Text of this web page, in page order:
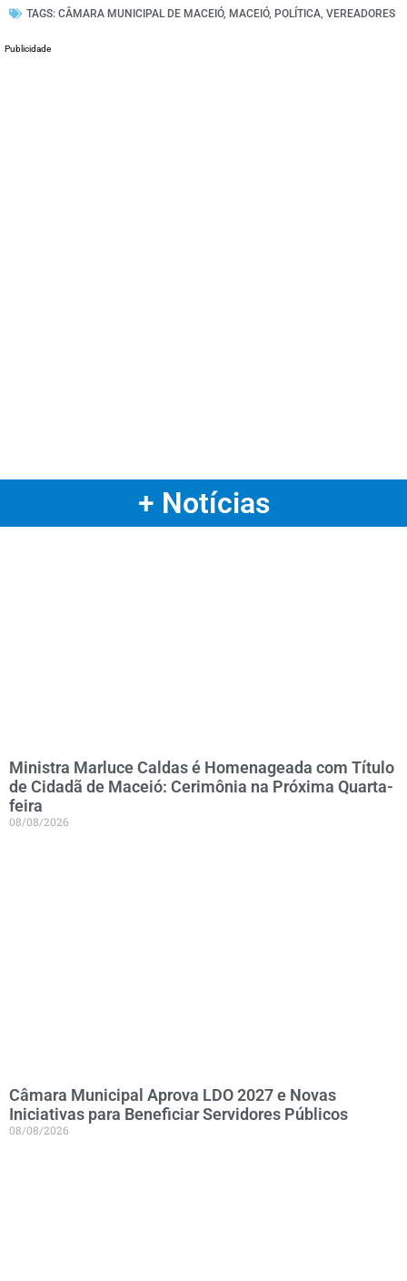
TAGS: CÂMARA MUNICIPAL DE MACEIÓ, MACEIÓ, POLÍTICA, VEREADORES
Publicidade
+ Notícias
Ministra Marluce Caldas é Homenageada com Título
de Cidadã de Maceió: Cerimônia na Próxima Quarta-
feira
08/08/2026
Câmara Municipal Aprova LDO 2027 e Novas
Iniciativas para Beneficiar Servidores Públicos
08/08/2026